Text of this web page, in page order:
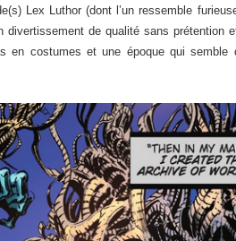
Lex Luthor (dont l’un ressemble
de qualité sans prétention
en costumes et une époque qui semble